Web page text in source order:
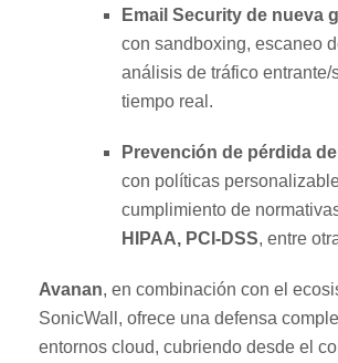
Email Security de nueva
con sandboxing, escaneo
análisis de tráfico entrante/
tiempo real.
Prevención de pérdida
con políticas
cumplimiento de
HIPAA, PCI-DSS, entre
Avanan, en combinación con el
SonicWall, ofrece una defensa
entornos cloud, cubriendo desde el